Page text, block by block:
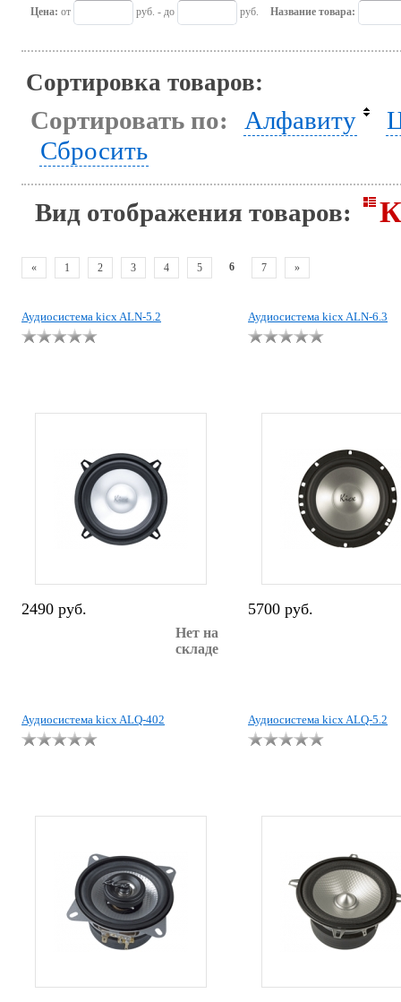
Цена: от руб. - до руб. Название товара:
Сортировка товаров:
Сортировать по: Алфавиту
Сбросить
Вид отображения товаров:
« 1 2 3 4 5 6 7 »
Аудиосистема kicx ALN-5.2
2490 руб.
Нет на
складе
Аудиосистема kicx ALN-6.3
5700 руб.
Аудиосистема kicx ALQ-402 Аудиосистема kicx ALQ-5.2